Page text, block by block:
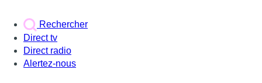
Rechercher
Direct tv
Direct radio
Alertez-nous